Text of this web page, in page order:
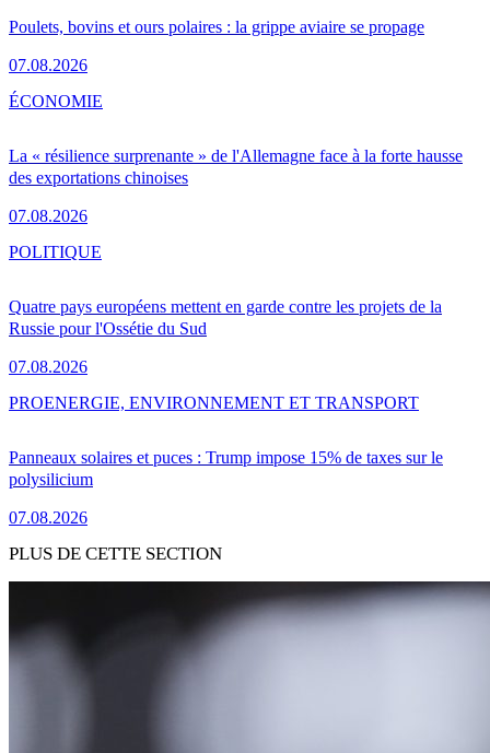
Poulets, bovins et ours polaires : la grippe aviaire se propage
07.08.2026
La « résilience surprenante » de l'Allemagne face à la forte hausse
des exportations chinoises
07.08.2026
ÉCONOMIE
Quatre pays européens mettent en garde contre les projets de la
Russie pour l'Ossétie du Sud
07.08.2026
POLITIQUE
Panneaux solaires et puces : Trump impose 15% de taxes sur le
polysilicium
07.08.2026
PROENERGIE, ENVIRONNEMENT ET TRANSPORT
PLUS DE CETTE SECTION